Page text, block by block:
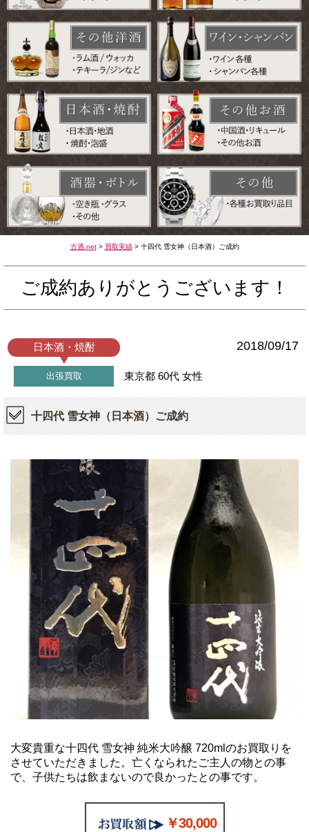
古酒.net> 買取実績> 十四代 雪女神（日本酒）ご成約
ご成約ありがとうございます！
日本酒・焼酎 2018/09/17
出張買取 東京都 60代 女性
十四代 雪女神（日本酒）ご成約
大変貴重な十四代 雪女神 純米大吟醸 720mlのお買取りを
させていただきました。亡くなられたご主人の物との事
で、子供たちは飲まないので良かったとの事です。
￥30,000